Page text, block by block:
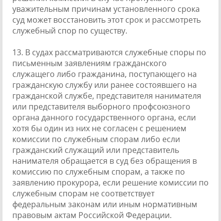
уважительным причинам установленного срока
суд может восстановить этот срок и рассмотреть
служебный спор по существу.
13. В судах рассматриваются служебные споры по
письменным заявлениям гражданского
служащего либо гражданина, поступающего на
гражданскую службу или ранее состоявшего на
гражданской службе, представителя нанимателя
или представителя выборного профсоюзного
органа данного государственного органа, если
хотя бы один из них не согласен с решением
комиссии по служебным спорам либо если
гражданский служащий или представитель
нанимателя обращается в суд без обращения в
комиссию по служебным спорам, а также по
заявлению прокурора, если решение комиссии по
служебным спорам не соответствует
федеральным законам или иным нормативным
правовым актам Российской Федерации.